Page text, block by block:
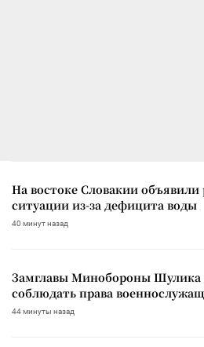
На востоке Словакии
ситуации из-за дефицита воды
40 минут назад
Замглавы Минобороны Шулика
соблюдать права
44 минуты назад